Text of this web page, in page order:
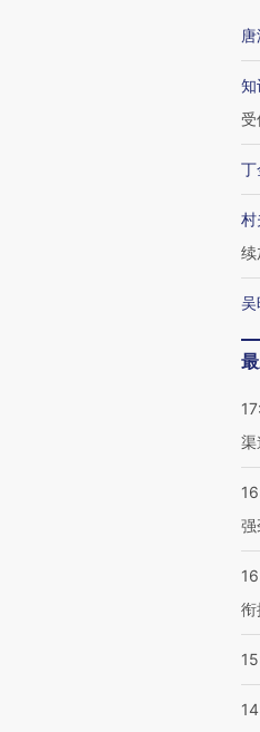
知
受
丁
村
续
吴
渠
强
衔